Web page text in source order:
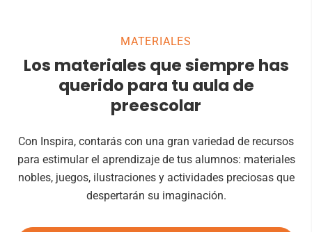
MATERIALES
Los materiales que siempre has
querido para tu aula de
preescolar
Con Inspira, contarás con una gran variedad de recursos
para estimular el aprendizaje de tus alumnos: materiales
nobles, juegos, ilustraciones y actividades preciosas que
despertarán su imaginación.